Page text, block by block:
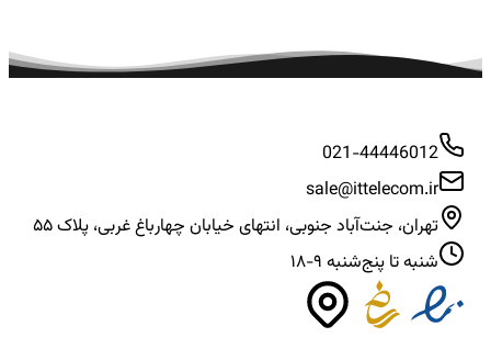
021-44446012
sale@ittelecom.ir
تهران، جنت‌آباد جنوبی، انتهای خیابان چهارباغ غربی، پلاک ۵۵
شنبه تا پنج‌شنبه ۹-۱۸